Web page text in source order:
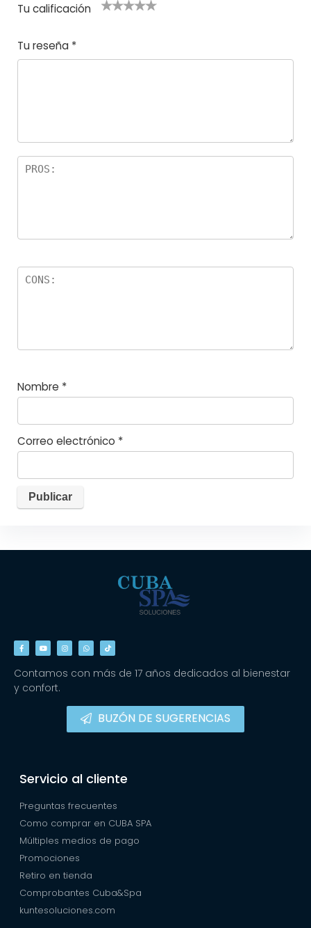
Tu calificación
e
el
5
las
s
Tu reseña *
Nombre *
Correo electrónico *
Contamos con más de 17 años dedicados al bienestar
y confort.
BUZÓN DE SUGERENCIAS
Servicio al cliente
Preguntas frecuentes
Como comprar en CUBA SPA
Múltiples medios de pago
Promociones
Retiro en tienda
Comprobantes Cuba&Spa
kuntesoluciones.com